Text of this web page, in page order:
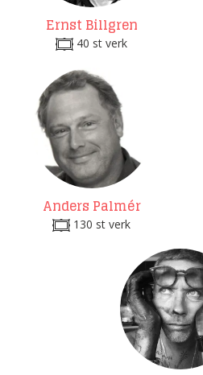
Ernst Billgren
40 st verk
Anders Palmér
130 st verk